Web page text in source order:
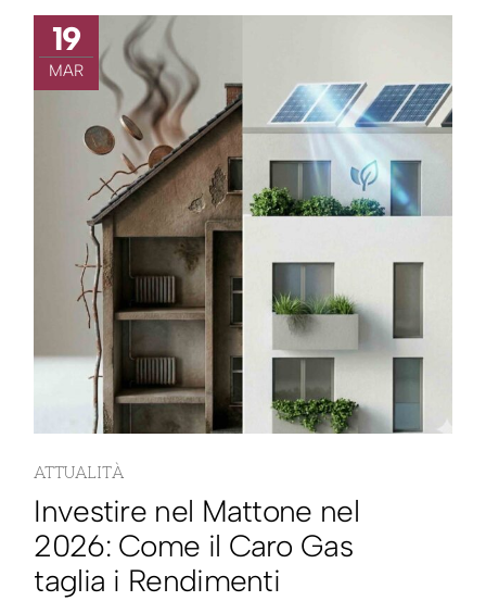
19
MAR
ATTUALITÀ
Investire nel Mattone nel
2026: Come il Caro Gas
taglia i Rendimenti